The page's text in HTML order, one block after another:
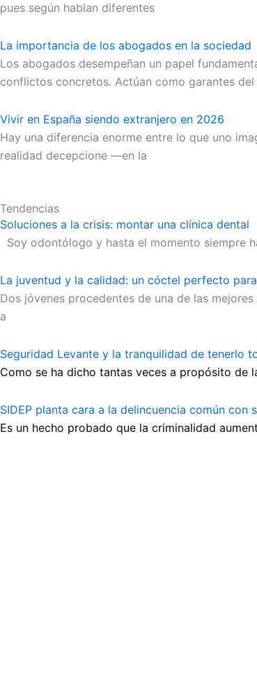
pues según hablan diferentes
La importancia de los abogados en la sociedad
Los abogados desempeñan un papel
conflictos concretos. Actúan como garantes
Vivir en España siendo extranjero en 2026
Hay una diferencia enorme entre lo que uno
realidad decepcione —en la
Tendencias
Soluciones a la crisis: montar una clínica dental
Soy odontólogo y hasta el momento siempre
La juventud y la calidad: un cóctel perfecto
Dos jóvenes procedentes de una de las
a
Seguridad Levante y la tranquilidad de tenerlo
Como se ha dicho tantas veces a propósito de
SIDEP planta cara a la delincuencia común con
Es un hecho probado que la criminalidad